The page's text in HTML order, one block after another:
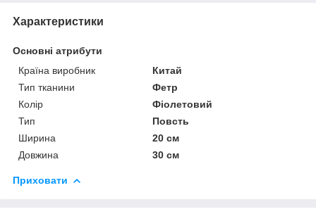
Характеристики
Основні атрибути
Країна виробник
Китай
Тип тканини
Фетр
Колір
Фіолетовий
Тип
Повсть
Ширина
20 см
Довжина
30 см
Приховати